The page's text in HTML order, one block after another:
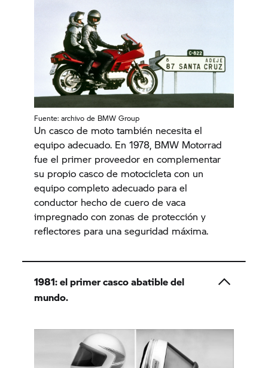
Fuente: archivo de BMW Group
Un casco de moto también necesita el
equipo adecuado. En 1978, BMW Motorrad
fue el primer proveedor en complementar
su propio casco de motocicleta con un
equipo completo adecuado para el
conductor hecho de cuero de vaca
impregnado con zonas de protección y
reflectores para una seguridad máxima.
1981: el primer casco abatible del
mundo.